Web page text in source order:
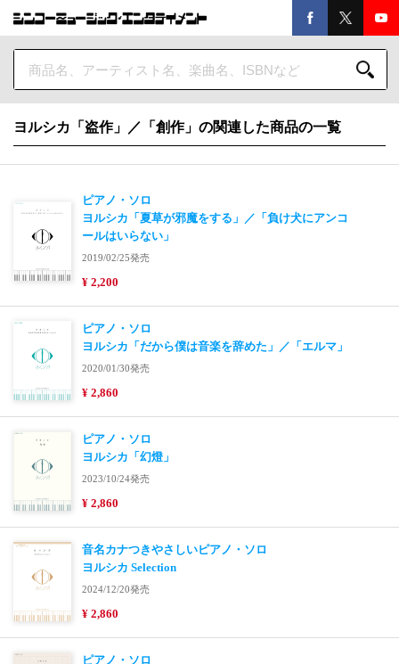
ヨルシカ「盗作」／「創作」の関連した商品の一覧
ピアノ・ソロ
ヨルシカ「夏草が邪魔をする」／「負け犬にアンコ
ールはいらない」
2019/02/25発売
¥ 2,200
ピアノ・ソロ
ヨルシカ「だから僕は音楽を辞めた」／「エルマ」
2020/01/30発売
¥ 2,860
ピアノ・ソロ
ヨルシカ「幻燈」
2023/10/24発売
¥ 2,860
音名カナつきやさしいピアノ・ソロ
ヨルシカ Selection
2024/12/20発売
¥ 2,860
ピアノ・ソロ